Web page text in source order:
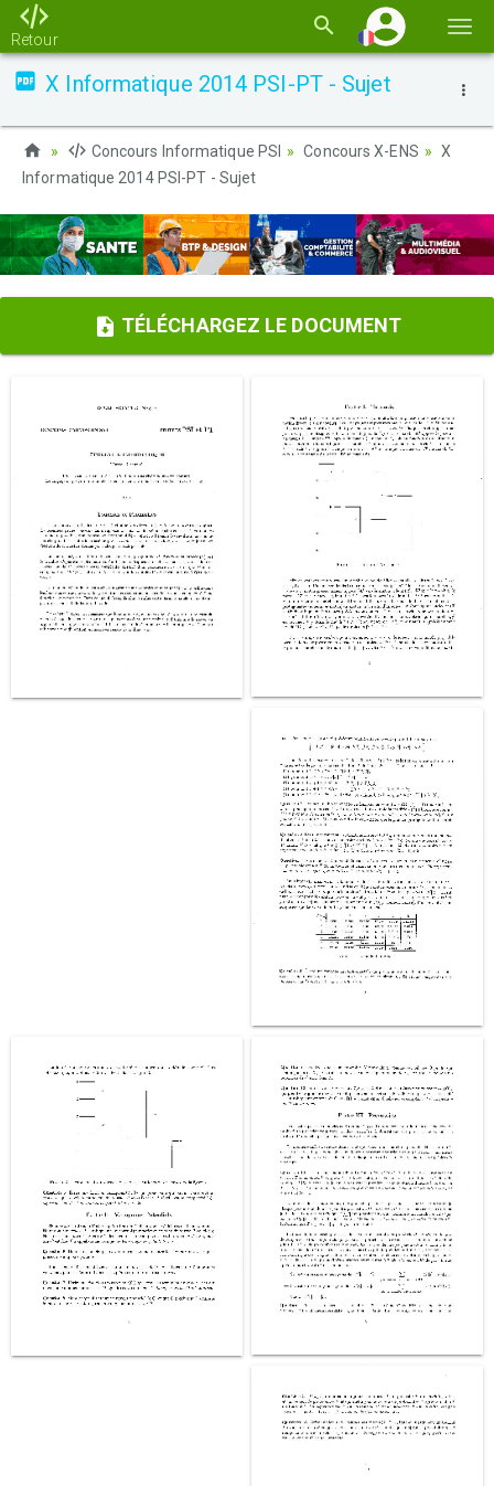
la
Retour
X Informatique 2014 PSI-PT - Sujet
Concours Informatique PSI Concours X-ENS
X
Informatique 2014 PSI-PT - Sujet
TÉLÉCHARGEZ LE DOCUMENT